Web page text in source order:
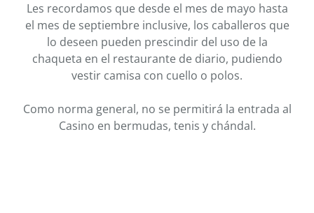
Les recordamos que desde el mes de mayo hasta
el mes de septiembre inclusive, los caballeros que
lo deseen pueden prescindir del uso de la
chaqueta en el restaurante de diario, pudiendo
vestir camisa con cuello o polos.
Como norma general, no se permitirá la entrada al
Casino en bermudas, tenis y chándal.